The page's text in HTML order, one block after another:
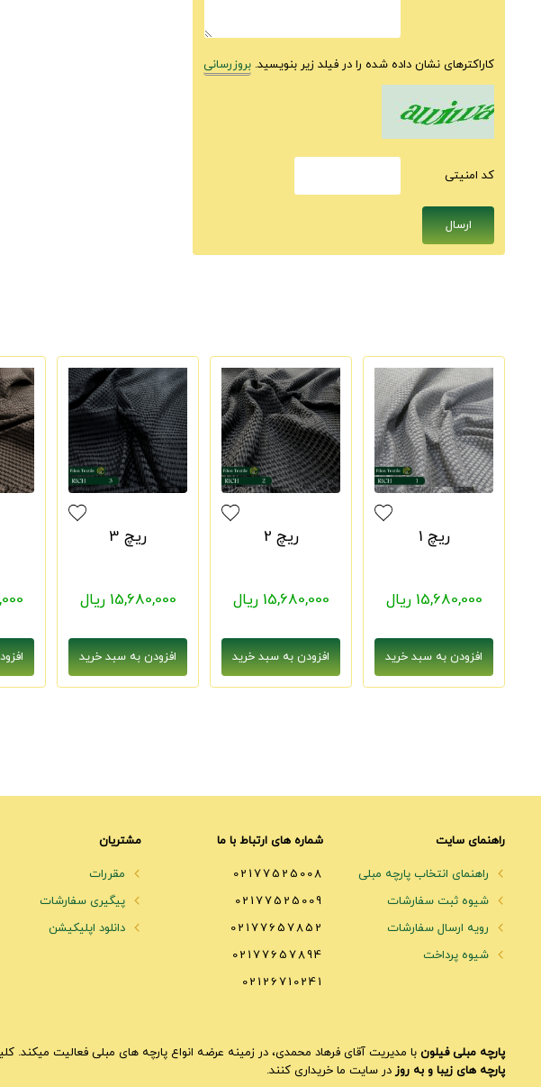
کاراکترهای نشان داده شده را در فیلد زیر بنویسید. بروزرسانی
كد امنيتى
ریچ 1
15,680,000 ریال
ریچ 2
15,680,000 ریال
ریچ 3
15,680,000 ریال
راهنمای سایت
راهنمای انتخاب پارچه مبلی
شیوه ثبت سفارشات
رویه ارسال سفارشات
شیوه پرداخت
شماره های ارتباط با ما
02177525008
02177525009
02177657852
02177657894
02126710241
مشتریان
مقررات
پیگیری سفارشات
دانلود اپلیکیشن
پارچه مبلی فیلون با مدیریت آقای فرهاد محمدی، در زمینه عرضه انواع پارچه های مبلی فعالیت میکند.
پارچه های زیبا و به روز در سایت ما خریداری کنند.